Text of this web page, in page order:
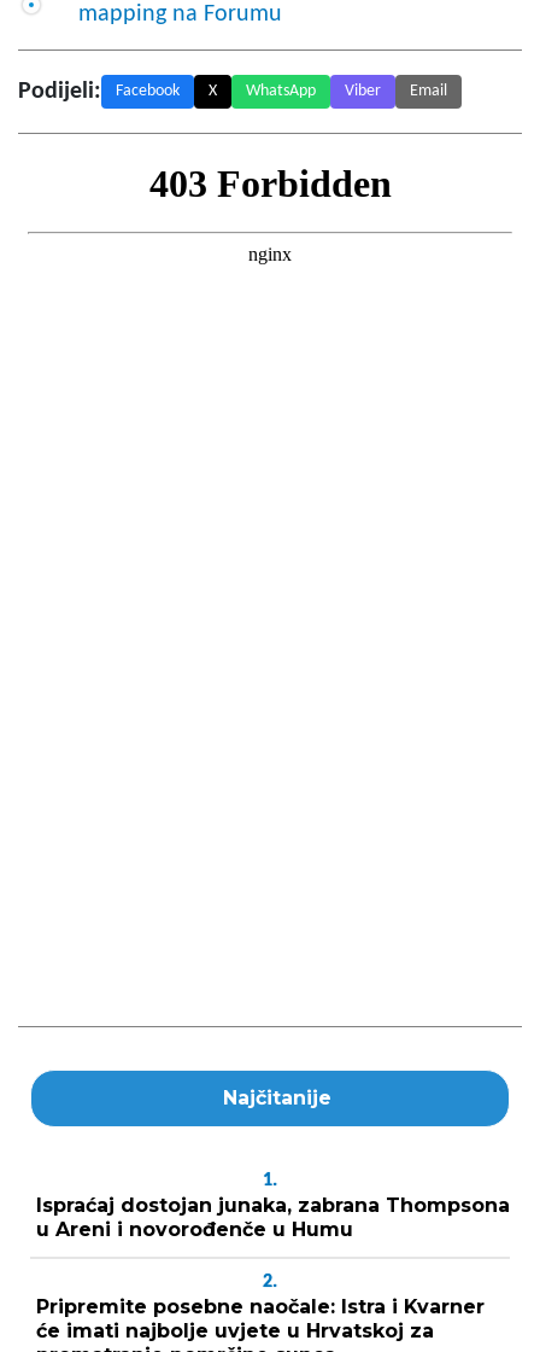
mapping na Forumu
Podijeli: Facebook X WhatsApp Viber Email
Najčitanije
1.
Ispraćaj dostojan junaka, zabrana Thompsona
u Areni i novorođenče u Humu
2.
Pripremite posebne naočale: Istra i Kvarner
će imati najbolje uvjete u Hrvatskoj za